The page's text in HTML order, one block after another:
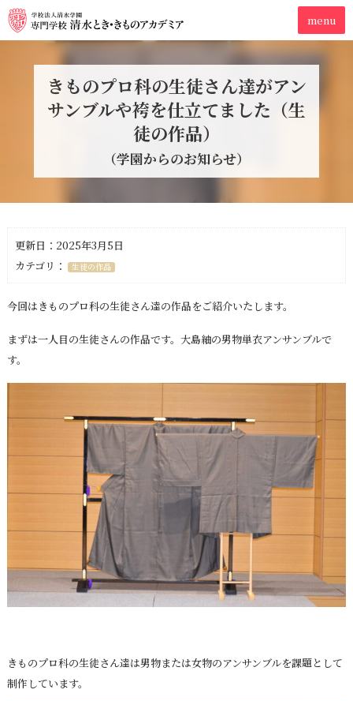
きものプロ科の生徒さん達がアン
サンブルや袴を仕立てました（生
徒の作品）
（学園からのお知らせ）
更新日：2025年3月5日
カテゴリ：
生徒の作品
今回はきものプロ科の生徒さん達の作品をご紹介いたします。
まずは一人目の生徒さんの作品です。大島紬の男物単衣アンサンブルで
す。
きものプロ科の生徒さん達は男物または女物のアンサンブルを課題として
制作しています。